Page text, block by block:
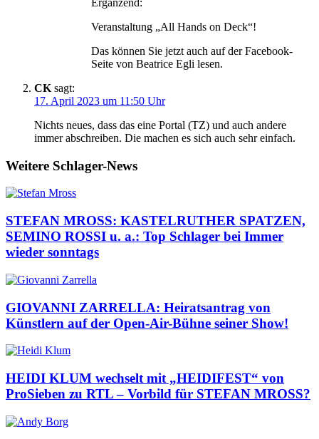
Ergänzend:
Veranstaltung „All Hands on Deck“!
Das können Sie jetzt auch auf der Facebook-
Seite von Beatrice Egli lesen.
CK sagt:
17. April 2023 um 11:50 Uhr
Nichts neues, dass das eine Portal (TZ) und auch andere
immer abschreiben. Die machen es sich auch sehr einfach.
Weitere Schlager-News
STEFAN MROSS: KASTELRUTHER SPATZEN,
SEMINO ROSSI u. a.: Top Schlager bei Immer
wieder sonntags
GIOVANNI ZARRELLA: Heiratsantrag von
Künstlern auf der Open-Air-Bühne seiner Show!
HEIDI KLUM wechselt mit „HEIDIFEST“ von
ProSieben zu RTL – Vorbild für STEFAN MROSS?